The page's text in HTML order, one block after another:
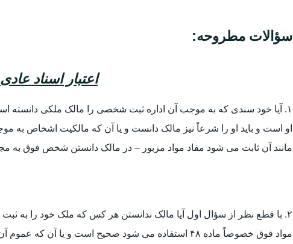
سؤالات مطروحه:
اعتبار اسناد عادی
۱. آیا خود سندی که به موجب آن اداره ثبت شخصی را مالک ملکی دانسته
او است و باید او را شرعاً نیز مالک دانست و یا آن که مالکیت اشخاص به
مانند آن ثابت می شود مفاد مواد مزبور – در مالک دانستن شخص فوق
۲. با قطع نظر از سؤال اول آیا مالک ندانستن هر کس که ملک خود را به ثبت
مواد فوق خصوصاً ماده ۴۸ استفاده می شود صحیح است و